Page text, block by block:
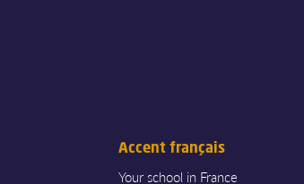
Accent français
Your school in France